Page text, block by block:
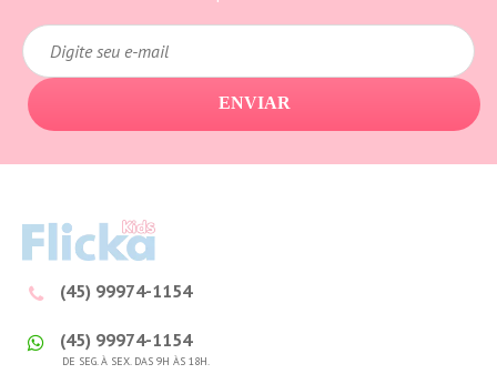
ENVIAR
(45) 99974-1154
(45) 99974-1154
DE SEG. À SEX. DAS 9H ÀS 18H.